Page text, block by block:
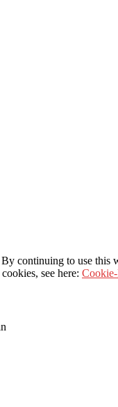
continuing to use this
see here: